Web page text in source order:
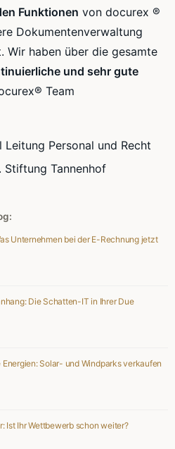
Funktionen von docurex ®
Dokumentenverwaltung
Wir haben über die gesamte
und sehr gute
Team
Personal und Recht
Stiftung Tannenhof
Unternehmen bei der E-Rechnung jetzt
Die Schatten-IT in Ihrer Due
Solar- und Windparks verkaufen
Ist Ihr Wettbewerb schon weiter?